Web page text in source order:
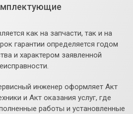
как на запчасти, так и на
гарантии определяется годом
и характером заявленной
инженер оформляет Акт
и Акт оказания услуг, где
работы и установленные